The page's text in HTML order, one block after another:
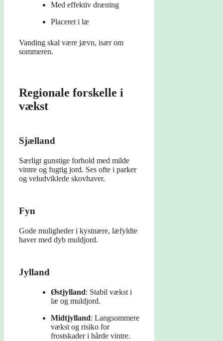
Med effektiv dræning
Placeret i læ
Vanding skal være jævn, især om
sommeren.
Regionale forskelle i
vækst
Sjælland
Særligt gunstige forhold med milde
vintre og fugtig jord. Ses ofte i parker
og veludviklede skovhaver.
Fyn
Gode muligheder i kystnære, læfyldte
haver med dyb muldjord.
Jylland
Østjylland: Stabil vækst i
læ og muldjord.
Midtjylland: Langsommere
vækst og risiko for
frostskader i hårde vintre.